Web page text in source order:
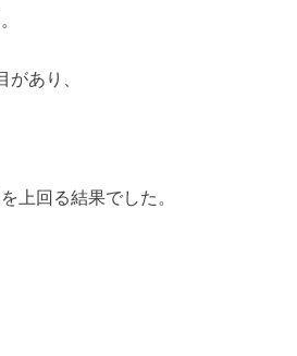
あり、
上回る結果でした。